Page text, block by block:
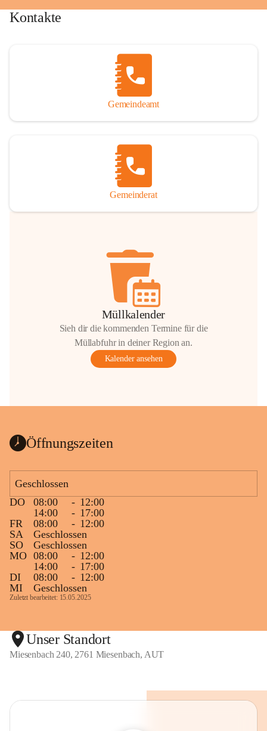
Kontakte
Gemeindeamt
Gemeinderat
Müllkalender
Sieh dir die kommenden Termine für die
Müllabfuhr in deiner Region an.
Kalender ansehen
Öffnungszeiten
Geschlossen
DO
08:00 - 12:00
14:00
- 17:00
FR
08:00 - 12:00
SA
Geschlossen
SO
Geschlossen
MO 08:00 - 12:00
14:00
- 17:00
DI
08:00 - 12:00
MI
Geschlossen
Zuletzt bearbeitet: 15.05.2025
Unser Standort
Miesenbach 240, 2761 Miesenbach, AUT